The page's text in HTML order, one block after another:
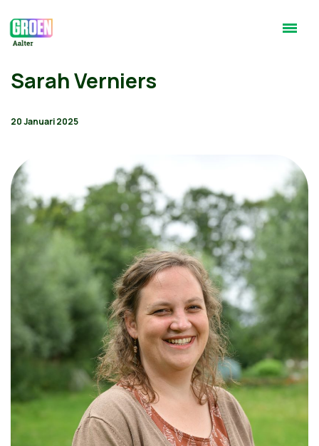
Sarah Verniers
20 Januari 2025